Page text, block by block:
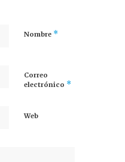
Nombre *
Correo
electrónico *
Web